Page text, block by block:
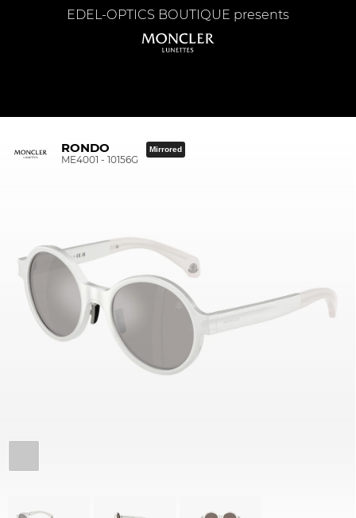
EDEL-OPTICS BOUTIQUE presents
RONDO
ME4001 - 10156G
Mirrored